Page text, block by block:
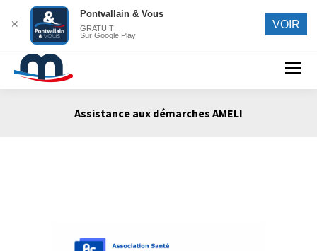
Assistance aux démarches AMELI
✕
Pontvallain & Vous
GRATUIT
Sur Google Play
VOIR